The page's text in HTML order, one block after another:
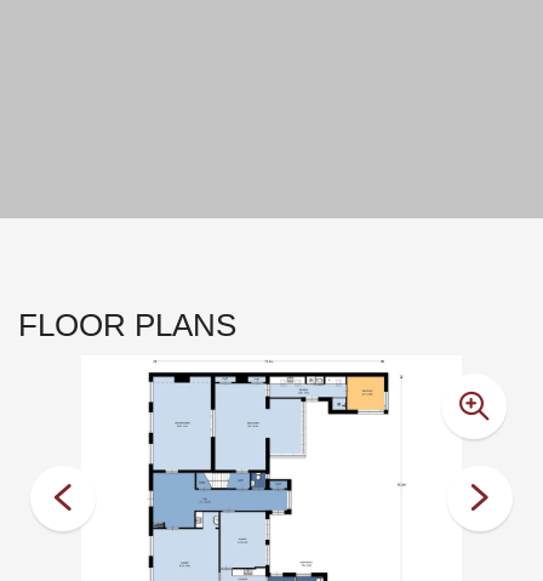
FLOOR PLANS